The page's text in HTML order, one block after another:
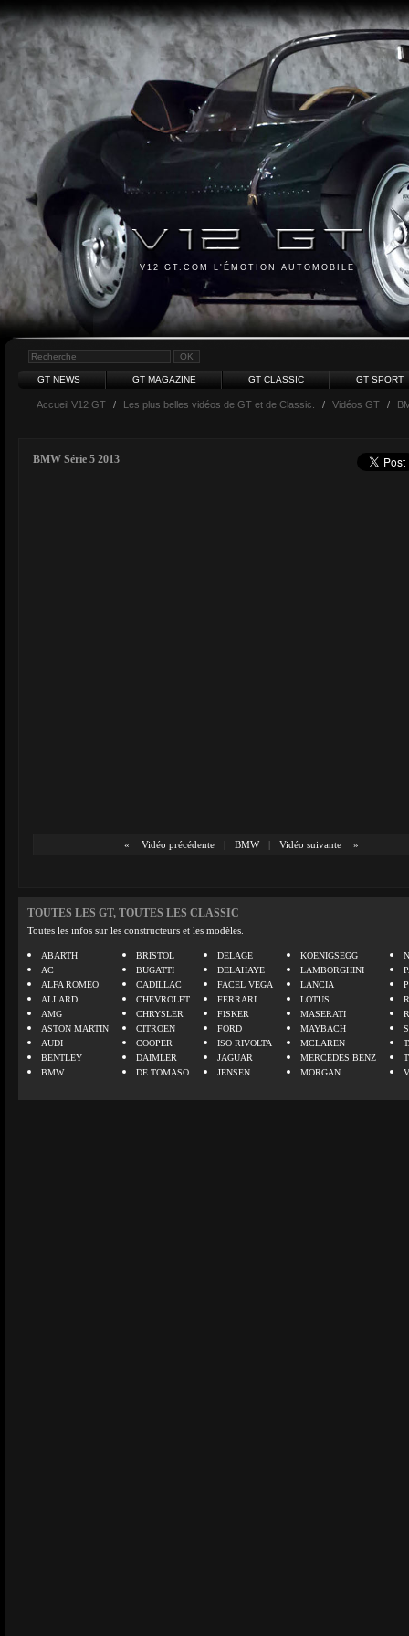
V12 GT.COM L'ÉMOTION AUTOMOBILE
GT NEWS GT MAGAZINE GT CLASSIC GT SPORT
Accueil V12 GT / Les plus belles vidéos de GT et de Classic. / Vidéos GT /
BMW Série 5 2013
« Vidéo précédente | BMW | Vidéo suivante »
TOUTES LES GT, TOUTES LES CLASSIC
Toutes les infos sur les constructeurs et les modèles.
ABARTH
AC
ALFA ROMEO
ALLARD
AMG
ASTON MARTIN
AUDI
BENTLEY
BMW
BRISTOL
BUGATTI
CADILLAC
CHEVROLET
CHRYSLER
CITROEN
COOPER
DAIMLER
DE TOMASO
DELAGE
DELAHAYE
FACEL VEGA
FERRARI
FISKER
FORD
ISO RIVOLTA
JAGUAR
JENSEN
KOENIGSEGG
LAMBORGHINI
LANCIA
LOTUS
MASERATI
MAYBACH
MCLAREN
MERCEDES BENZ
MORGAN